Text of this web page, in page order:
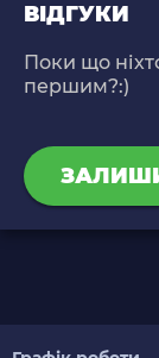
ВІДГУКИ
Поки що
першим?:)